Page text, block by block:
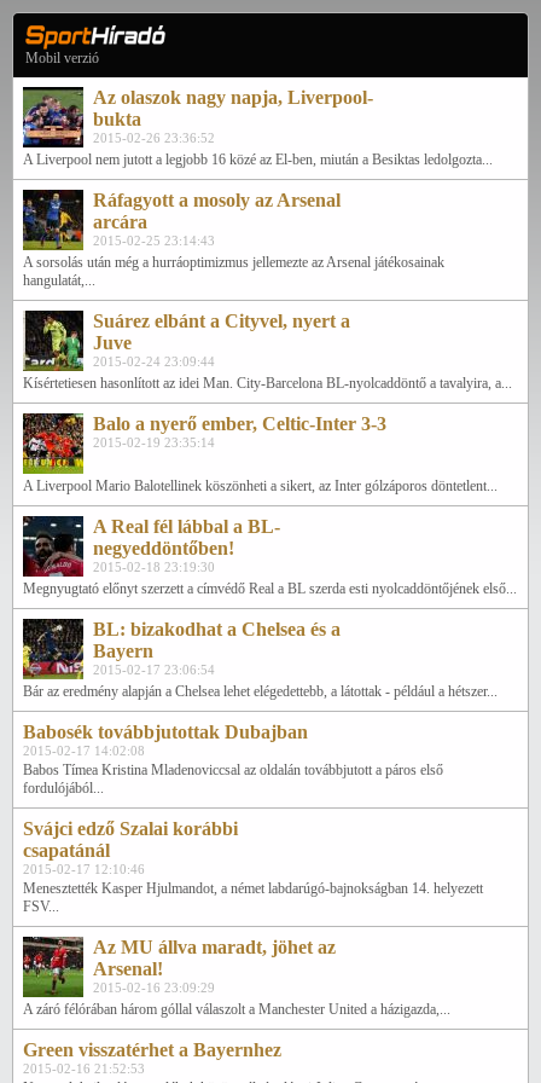
Mobil verzió
Az olaszok nagy napja, Liverpool-
bukta
2015-02-26 23:36:52
A Liverpool nem jutott a legjobb 16 közé az El-ben, miután a Besiktas ledolgozta...
Ráfagyott a mosoly az Arsenal
arcára
2015-02-25 23:14:43
A sorsolás után még a hurráoptimizmus jellemezte az Arsenal játékosainak
hangulatát,...
Suárez elbánt a Cityvel, nyert a
Juve
2015-02-24 23:09:44
Kísértetiesen hasonlított az idei Man. City-Barcelona BL-nyolcaddöntő a tavalyira, a...
Balo a nyerő ember, Celtic-Inter 3-3
2015-02-19 23:35:14
A Liverpool Mario Balotellinek köszönheti a sikert, az Inter gólzáporos döntetlent...
A Real fél lábbal a BL-
negyeddöntőben!
2015-02-18 23:19:30
Megnyugtató előnyt szerzett a címvédő Real a BL szerda esti nyolcaddöntőjének első...
BL: bizakodhat a Chelsea és a
Bayern
2015-02-17 23:06:54
Bár az eredmény alapján a Chelsea lehet elégedettebb, a látottak - például a hétszer...
Babosék továbbjutottak Dubajban
2015-02-17 14:02:08
Babos Tímea Kristina Mladenoviccsal az oldalán továbbjutott a páros első
fordulójából...
Svájci edző Szalai korábbi
csapatánál
2015-02-17 12:10:46
Menesztették Kasper Hjulmandot, a német labdarúgó-bajnokságban 14. helyezett
FSV...
Az MU állva maradt, jöhet az
Arsenal!
2015-02-16 23:09:29
A záró félórában három góllal válaszolt a Manchester United a házigazda,...
Green visszatérhet a Bayernhez
2015-02-16 21:52:53